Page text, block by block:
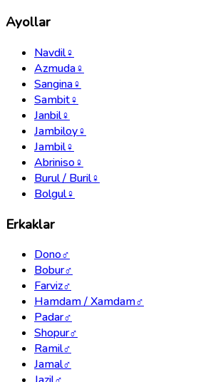
Ayollar
Navdil♀
Azmuda♀
Sangina♀
Sambit♀
Janbil♀
Jambiloy♀
Jambil♀
Abriniso♀
Burul / Buril♀
Bolgul♀
Erkaklar
Dono♂
Bobur♂
Farviz♂
Hamdam / Xamdam♂
Padar♂
Shopur♂
Ramil♂
Jamal♂